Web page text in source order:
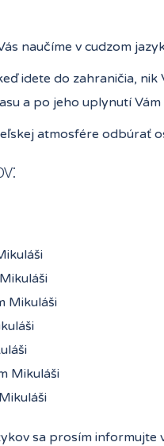
naučíme v cudzom
idete do zahraničia, nik
a po jeho uplynutí Vám
atmosfére odbúrať
Mikuláši
Mikuláši
sa prosím informujte